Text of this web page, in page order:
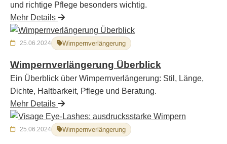
und richtige Pflege besonders wichtig.
Mehr Details
25.06.2024 Wimpernverlängerung
Wimpernverlängerung Überblick
Ein Überblick über Wimpernverlängerung: Stil, Länge,
Dichte, Haltbarkeit, Pflege und Beratung.
Mehr Details
25.06.2024 Wimpernverlängerung